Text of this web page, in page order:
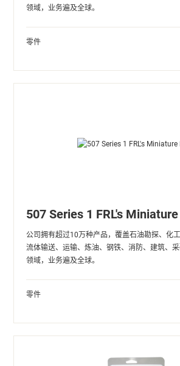
领域，业务遍及全球。
零件
507 Series 1 FRL's
公司拥有超过10万种产品，覆盖石油勘探、化
流体输送、运输、炼油、钢铁、消防、建筑、
领域，业务遍及全球。
零件